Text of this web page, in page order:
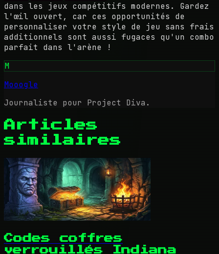
dans les jeux compétitifs modernes. Gardez
l'œil ouvert, car ces opportunités de
personnaliser votre style de jeu sans frais
additionnels sont aussi fugaces qu'un combo
parfait dans l'arène !
M
Mooogle
Journaliste pour Project Diva.
Articles
similaires
Codes coffres
verrouillés Indiana